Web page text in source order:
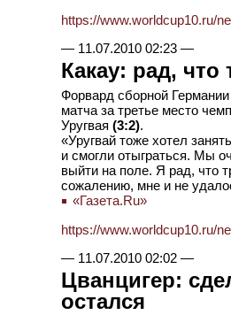
https://www.worldcup10.ru/
— 11.07.2010 02:23—
Какау: рад,
Форвард сборной
матча за третье место
Уругвая (3:2).
«Уругвай тоже хотел
и смогли отыграться. Мы
выйти на поле. Я рад, что
сожалению, мне и не
«Газета.Ru»
https://www.worldcup10.ru/
— 11.07.2010 02:02—
Цванцигер:
остался